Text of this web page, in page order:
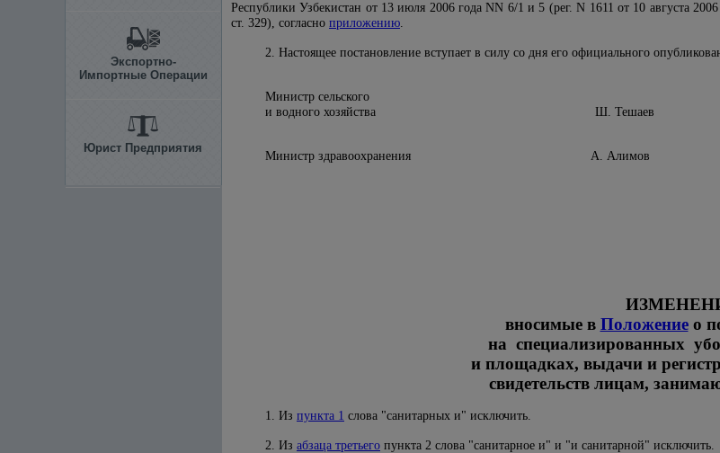
Экспортно-
Импортные Операции
Юрист Предприятия
Республики Узбекистан от 13 июля 2006 года NN 6/1 и 5 (рег. N 1611 от 10 августа
ст. 329), согласно приложению.
2. Настоящее постановление вступает в силу со дня его официального
Министр сельского
и водного хозяйства Ш. Тешаев
Министр здравоохранения А. Алимов
вносимые в Положениео
на специализированных
и площадках, выдачи и
свидетельств лицам,
1. Из пункта 1 слова "санитарных и" исключить.
2. Из абзаца третьего пункта 2 слова "санитарное и" и "и санитарной" исключить.